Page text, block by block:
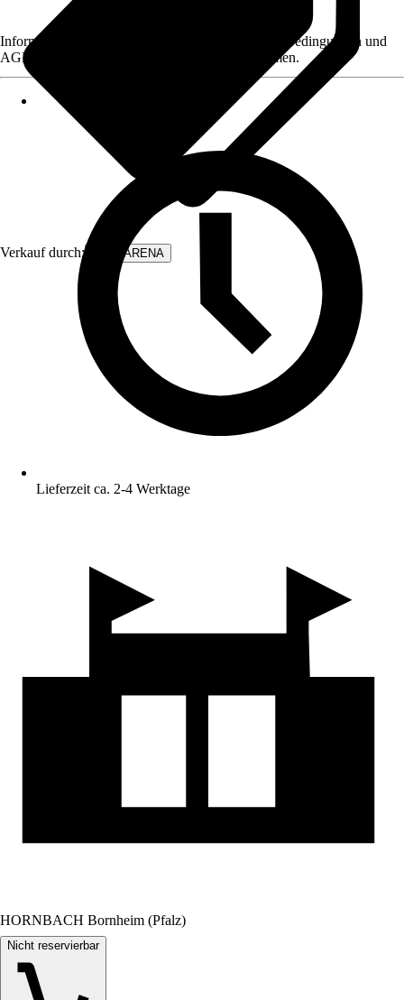
Verkauf durch: WALLARENA
Informationen des Verkäufers, wie z. B. Rückgabebedingungen und
AGB, finden Sie bei Klick auf den Verkäufernamen.
Lieferzeit ca. 2-4 Werktage
HORNBACH Bornheim (Pfalz)
Nicht reservierbar